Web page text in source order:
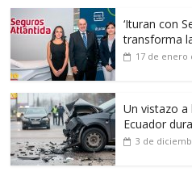
‘Ituran con
transforma
17 de enero
Un vistazo a
Ecuador
3 de